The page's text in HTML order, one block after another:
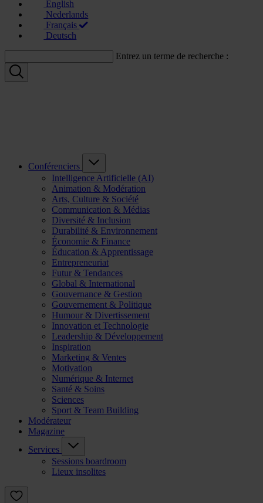
English
Nederlands
Français
Deutsch
Entrez un terme de recherche :
Conférenciers
Intelligence Artificielle (AI)
Animation & Modération
Arts, Culture & Société
Communication & Médias
Diversité & Inclusion
Durabilité & Environnement
Économie & Finance
Éducation & Apprentissage
Entrepreneuriat
Futur & Tendances
Global & International
Gouvernance & Gestion
Gouvernement & Politique
Humour & Divertissement
Innovation et Technologie
Leadership & Développement
Inspiration
Marketing & Ventes
Motivation
Numérique & Internet
Santé & Soins
Sciences
Sport & Team Building
Modérateur
Magazine
Services
Sessions boardroom
Lieux insolites